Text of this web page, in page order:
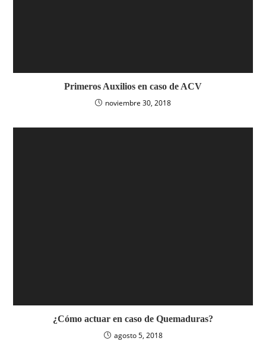
Primeros Auxilios en caso de ACV
noviembre 30, 2018
¿Cómo actuar en caso de Quemaduras?
agosto 5, 2018